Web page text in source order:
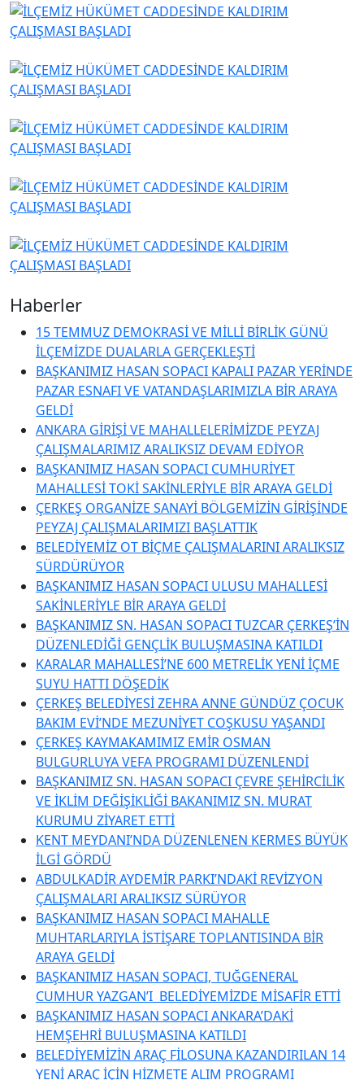
Haberler
15 TEMMUZ DEMOKRASİ VE MİLLİ BİRLİK GÜNÜ
İLÇEMİZDE DUALARLA GERÇEKLEŞTİ
BAŞKANIMIZ HASAN SOPACI KAPALI PAZAR YERİNDE
PAZAR ESNAFI VE VATANDAŞLARIMIZLA BİR ARAYA
GELDİ
ANKARA GİRİŞİ VE MAHALLELERİMİZDE PEYZAJ
ÇALIŞMALARIMIZ ARALIKSIZ DEVAM EDİYOR
BAŞKANIMIZ HASAN SOPACI CUMHURİYET
MAHALLESİ TOKİ SAKİNLERİYLE BİR ARAYA GELDİ
ÇERKEŞ ORGANİZE SANAYİ BÖLGEMİZİN GİRİŞİNDE
PEYZAJ ÇALIŞMALARIMIZI BAŞLATTIK
BELEDİYEMİZ OT BİÇME ÇALIŞMALARINI ARALIKSIZ
SÜRDÜRÜYOR
BAŞKANIMIZ HASAN SOPACI ULUSU MAHALLESİ
SAKİNLERİYLE BİR ARAYA GELDİ
BAŞKANIMIZ SN. HASAN SOPACI TUZCAR ÇERKEŞ’İN
DÜZENLEDİĞİ GENÇLİK BULUŞMASINA KATILDI
KARALAR MAHALLESİ’NE 600 METRELİK YENİ İÇME
SUYU HATTI DÖŞEDİK
ÇERKEŞ BELEDİYESİ ZEHRA ANNE GÜNDÜZ ÇOCUK
BAKIM EVİ’NDE MEZUNİYET COŞKUSU YAŞANDI
ÇERKEŞ KAYMAKAMIMIZ EMİR OSMAN
BULGURLUYA VEFA PROGRAMI DÜZENLENDİ
BAŞKANIMIZ SN. HASAN SOPACI ÇEVRE ŞEHİRCİLİK
VE İKLİM DEĞİŞİKLİĞİ BAKANIMIZ SN. MURAT
KURUMU ZİYARET ETTİ
KENT MEYDANI’NDA DÜZENLENEN KERMES BÜYÜK
İLGİ GÖRDÜ
ABDULKADİR AYDEMİR PARKI’NDAKİ REVİZYON
ÇALIŞMALARI ARALIKSIZ SÜRÜYOR
BAŞKANIMIZ HASAN SOPACI MAHALLE
MUHTARLARIYLA İSTİŞARE TOPLANTISINDA BİR
ARAYA GELDİ
BAŞKANIMIZ HASAN SOPACI, TUĞGENERAL
CUMHUR YAZGAN’I BELEDİYEMİZDE MİSAFİR ETTİ
BAŞKANIMIZ HASAN SOPACI ANKARA’DAKİ
HEMŞEHRİ BULUŞMASINA KATILDI
BELEDİYEMİZİN ARAÇ FİLOSUNA KAZANDIRILAN 14
YENİ ARAÇ İÇİN HİZMETE ALIM PROGRAMI